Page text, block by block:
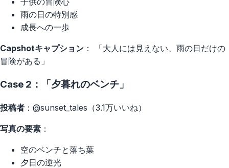
雨の日の特別感
成長への一歩
Capshotキャプション ： 「大人には見えない、雨の日だけの
冒険がある」
Case 2：「夕暮れのベンチ」
投稿者 ：@sunset_tales（3.1万いいね）
写真の要素 ：
空のベンチと落ち葉
夕日の逆光